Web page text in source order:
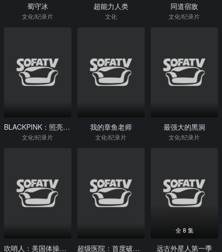
蜀守冰
文化/纪录片
超能力人类
文化
同道宿敌
文化/纪录片
BLACKPINK：照亮天空
文化/纪录片
我的章鱼老师
文化/纪录片
最强大的黑洞
文化/纪录片
吹哨人：美国体操队性侵丑闻追踪 超级医院：首度破解火神山医院建设密码！
全 8 集
远古外星人第一季